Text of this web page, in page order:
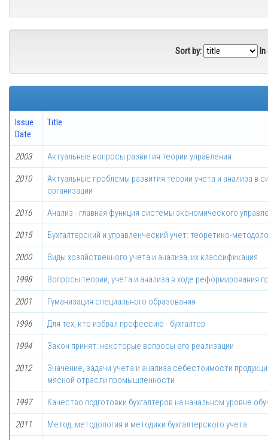
Sort by: In
Issue
Date
Title
2003 Актуальные вопросы развития теории управления
2010
Актуальные проблемы развития теории учета и анализа в
организации
2016 Анализ - главная функция системы экономического
2015 Бухгалтерский и управленческий учет: теоретико-
2000 Виды хозяйственного учета и анализа, их классификация
1998 Вопросы теории, учета и анализа в ходе реформирования
2001 Гуманизация специального образования
1996 Для тех, кто избрал профессию - бухгалтер
1994 Закон принят: некоторые вопросы его реализации
2012
Значение, задачи учета и анализа себестоимости
мясной отрасли промышленности
1997 Качество подготовки бухгалтеров на начальном уровне
2011 Метод, методология и методики бухгалтерского учета